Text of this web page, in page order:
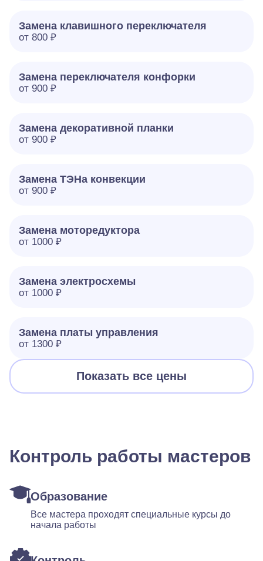
Замена клавишного переключателя
от 800 ₽
Замена переключателя конфорки
от 900 ₽
Замена декоративной планки
от 900 ₽
Замена ТЭНа конвекции
от 900 ₽
Замена моторедуктора
от 1000 ₽
Замена электросхемы
от 1000 ₽
Замена платы управления
от 1300 ₽
Показать все цены
Контроль работы мастеров
Образование
Все мастера проходят специальные курсы до
начала работы